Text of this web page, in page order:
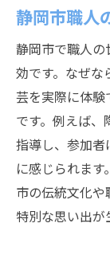
静岡市職人
静岡市で職人
効です。なぜな
芸を実際に体
です。例えば
指導し、参加
に感じられま
市の伝統文化や
特別な思い出が